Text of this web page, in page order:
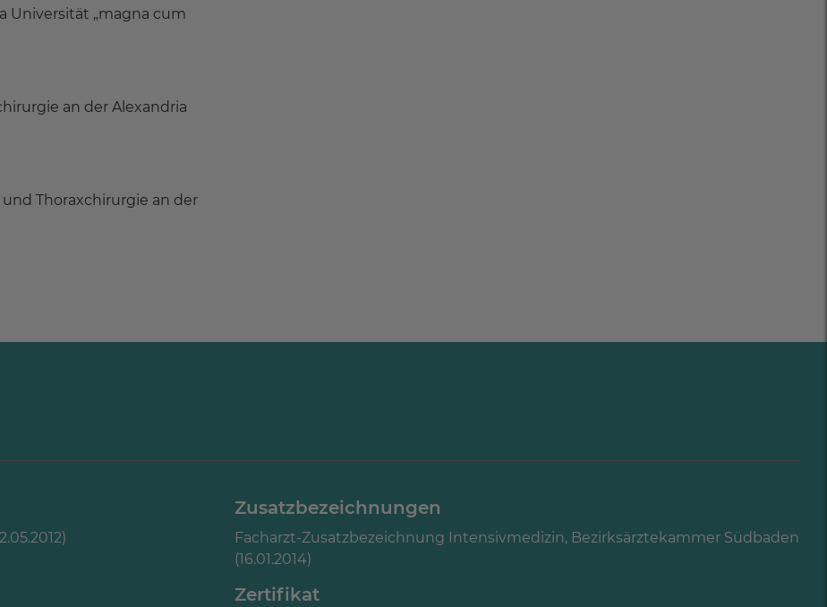
Universität „magna cum
an der Alexandria
Thoraxchirurgie an der
Zusatzbezeichnungen
Facharzt-Zusatzbezeichnung Intensivmedizin, Bezirksärztekammer Südbaden
(16.01.2014)
Zertifikat